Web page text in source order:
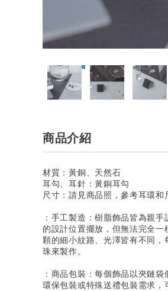
商品介紹
材質：黃銅、天然石
耳勾、耳針：黃銅耳勾
尺寸：請見商品照，參考耳環和
：手工製造：樹脂飾品皆為親
的設計位置擺放，但無法完全
顆的細小紋路、光澤皆有不同
珠來製作。
：商品包裝：每個飾品以夾鏈
環保包裝或特殊送禮包裝需求，